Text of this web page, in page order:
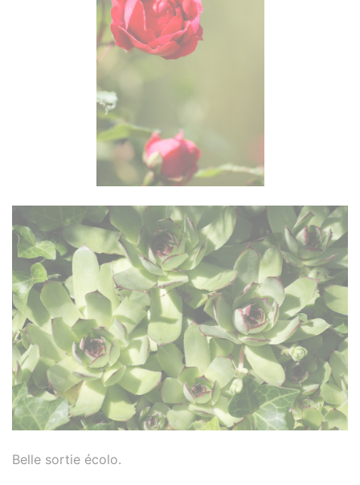
Belle sortie écolo.